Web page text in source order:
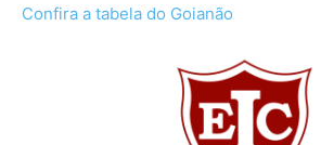
Confira a tabela do Goianão